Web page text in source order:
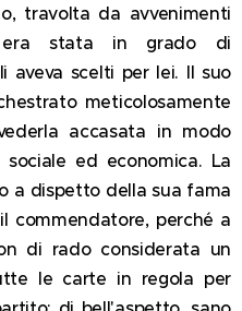
travolta da avvenimenti
stata in grado di
aveva scelti per lei. Il suo
meticolosamente
accasata in modo
ed economica. La
a dispetto della sua fama
commendatore, perché a
di rado considerata un
le carte in regola per